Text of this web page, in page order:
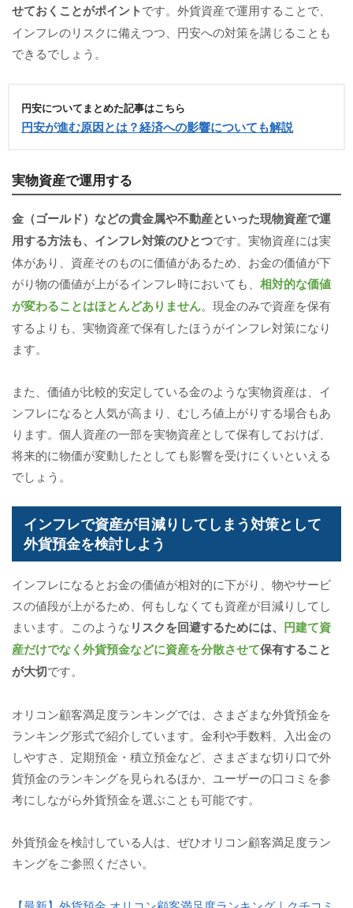
せておくことがポイントです。外貨資産で運用することで、
インフレのリスクに備えつつ、円安への対策を講じることも
できるでしょう。
円安についてまとめた記事はこちら
円安が進む原因とは？経済への影響についても解説
実物資産で運用する
金（ゴールド）などの貴金属や不動産といった現物資産で運
用する方法も、インフレ対策のひとつです。実物資産には実
体があり、資産そのものに価値があるため、お金の価値が下
がり物の価値が上がるインフレ時においても、 相対的な価値
が変わることはほとんどありません。現金のみで資産を保有
するよりも、実物資産で保有したほうがインフレ対策になり
ます。
また、価値が比較的安定している金のような実物資産は、イ
ンフレになると人気が高まり、むしろ値上がりする場合もあ
ります。個人資産の一部を実物資産として保有しておけば、
将来的に物価が変動したとしても影響を受けにくいといえる
でしょう。
インフレで資産が目減りしてしまう対策として
外貨預金を検討しよう
インフレになるとお金の価値が相対的に下がり、物やサービ
スの値段が上がるため、何もしなくても資産が目減りしてし
まいます。このようなリスクを回避するためには、 円建て資
産だけでなく外貨預金などに資産を分散させて保有すること
が大切です。
オリコン顧客満足度ランキングでは、さまざまな外貨預金を
ランキング形式で紹介しています。金利や手数料、入出金の
しやすさ、定期預金・積立預金など、さまざまな切り口で外
貨預金のランキングを見られるほか、ユーザーの口コミを参
考にしながら外貨預金を選ぶことも可能です。
外貨預金を検討している人は、ぜひオリコン顧客満足度ラン
キングをご参照ください。